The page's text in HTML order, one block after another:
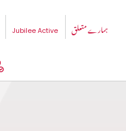
ہمارے متعلق Jubilee Active